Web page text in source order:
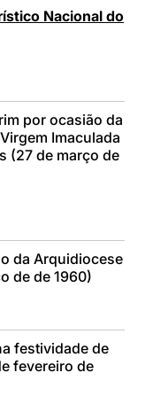
Nacional do
por ocasião da
Imaculada
(27 de março de
da Arquidiocese
de de 1960)
festividade de
fevereiro de